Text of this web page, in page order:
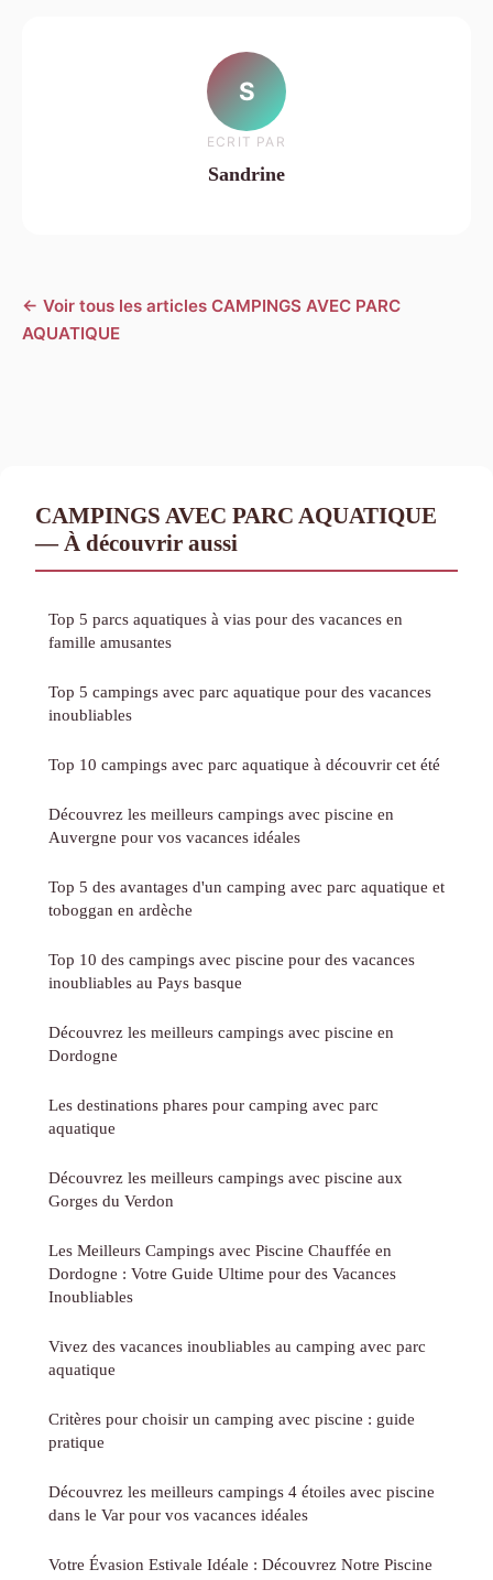
S
ECRIT PAR
Sandrine
← Voir tous les articles CAMPINGS AVEC PARC
AQUATIQUE
CAMPINGS AVEC PARC AQUATIQUE
— À découvrir aussi
Top 5 parcs aquatiques à vias pour des vacances en
famille amusantes
Top 5 campings avec parc aquatique pour des vacances
inoubliables
Top 10 campings avec parc aquatique à découvrir cet été
Découvrez les meilleurs campings avec piscine en
Auvergne pour vos vacances idéales
Top 5 des avantages d'un camping avec parc aquatique et
toboggan en ardèche
Top 10 des campings avec piscine pour des vacances
inoubliables au Pays basque
Découvrez les meilleurs campings avec piscine en
Dordogne
Les destinations phares pour camping avec parc
aquatique
Découvrez les meilleurs campings avec piscine aux
Gorges du Verdon
Les Meilleurs Campings avec Piscine Chauffée en
Dordogne : Votre Guide Ultime pour des Vacances
Inoubliables
Vivez des vacances inoubliables au camping avec parc
aquatique
Critères pour choisir un camping avec piscine : guide
pratique
Découvrez les meilleurs campings 4 étoiles avec piscine
dans le Var pour vos vacances idéales
Votre Évasion Estivale Idéale : Découvrez Notre Piscine